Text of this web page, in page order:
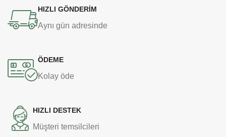
HIZLI GÖNDERİM
Aynı gün adresinde
ÖDEME
Kolay öde
HIZLI DESTEK
Müşteri temsilcileri